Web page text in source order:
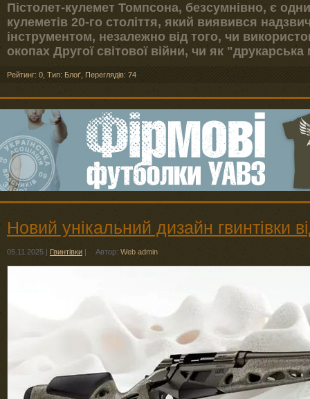
Пістолет-кулемет Томпсона, безсумнівно, є
кулеметів 20-го століття, який виявився
інструментом, незалежно від того, чи
окопах Другої світової війни, чи як
Рейтинг: 0 Тип: Блоґ Переглядів: 74
Новий унікальний дизайн гвинтівки
05.11.2025 | Гвинтівки | Автор: Web admin